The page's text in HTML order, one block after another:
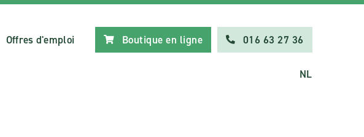
Offres d'emploi Boutique en ligne 016 63 27 36
NL